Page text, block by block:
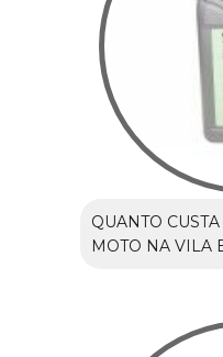
QUANTO
MOTO NA VILA